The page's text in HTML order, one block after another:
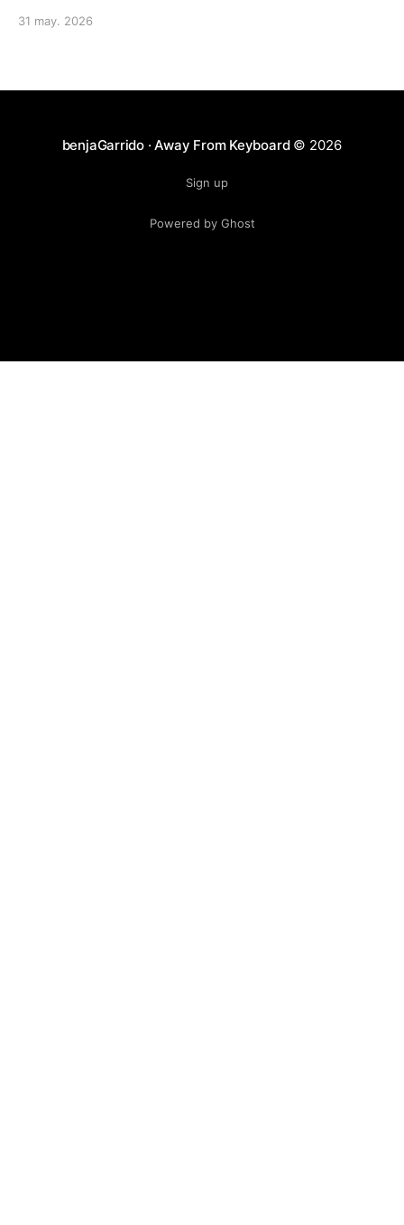
31 may. 2026
benjaGarrido · Away From Keyboard© 2026
Sign up
Powered by Ghost